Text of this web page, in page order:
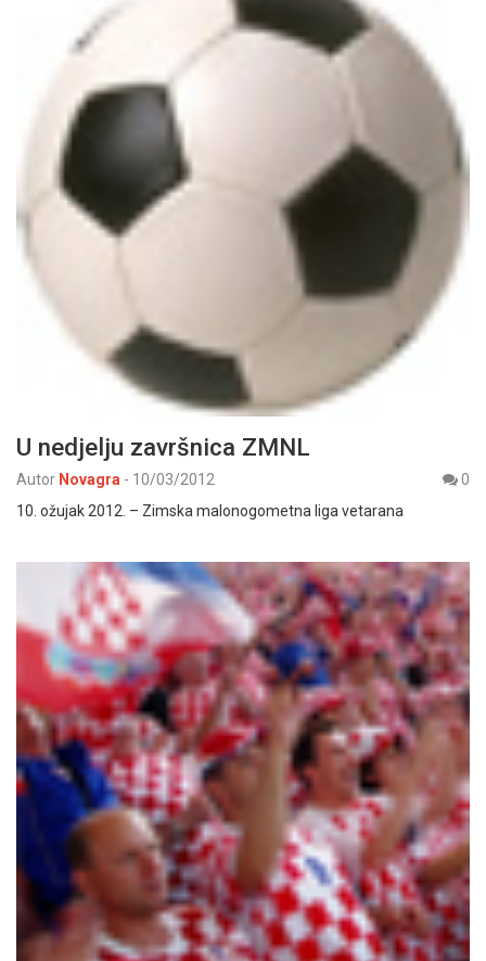
U nedjelju završnica ZMNL
Autor Novagra - 10/03/2012
0
10. ožujak 2012. – Zimska malonogometna liga vetarana